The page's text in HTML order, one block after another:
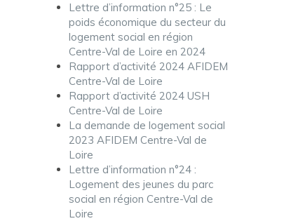
Lettre d’information n°25 : Le
poids économique du secteur du
logement social en région
Centre-Val de Loire en 2024
Rapport d’activité 2024 AFIDEM
Centre-Val de Loire
Rapport d’activité 2024 USH
Centre-Val de Loire
La demande de logement social
2023 AFIDEM Centre-Val de
Loire
Lettre d’information n°24 :
Logement des jeunes du parc
social en région Centre-Val de
Loire